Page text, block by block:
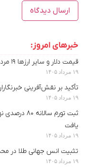
خبرهای امروز:
قیمت دلار و سایر ارزها ۱۹ مرداد ۱۴۰۵
۱۹ مرداد ۱۴۰۵
تأکید بر نقش‌آفرینی
۱۹ مرداد ۱۴۰۵
ثبت تورم
یافت
۱۹ مرداد ۱۴۰۵
تثبیت انس جهانی طلا در محدوده
۱۹ مرداد ۱۴۰۵